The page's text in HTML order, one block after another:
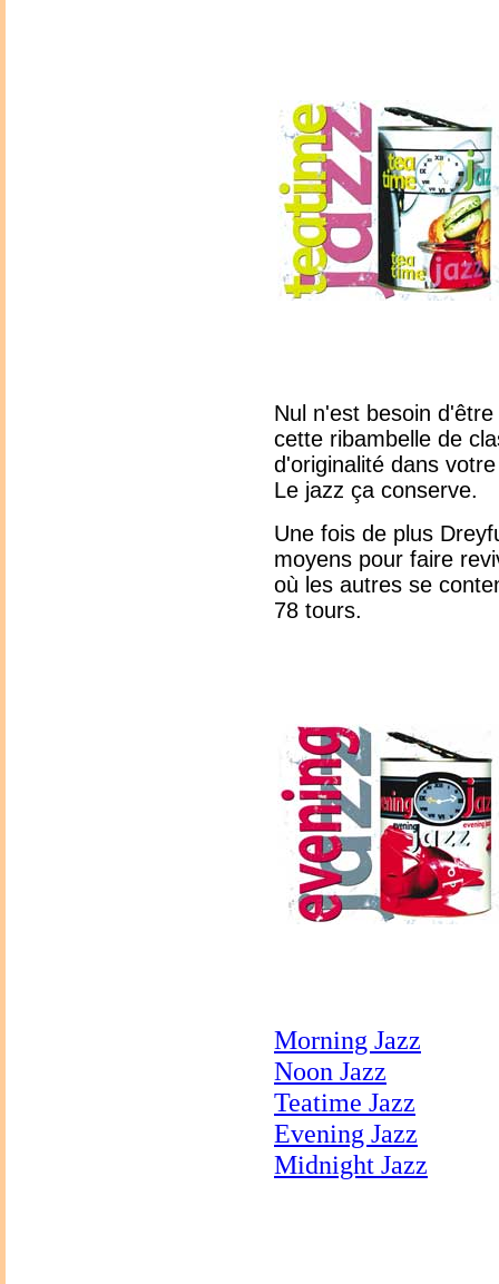
Nul n'est besoin
cette ribambelle de
d'originalité dans
Le jazz ça conserve.
Une fois de plus
moyens pour faire
où les autres se
78 tours.
Morning Jazz
Noon Jazz
Teatime Jazz
Evening Jazz
Midnight Jazz